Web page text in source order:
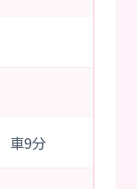
9分